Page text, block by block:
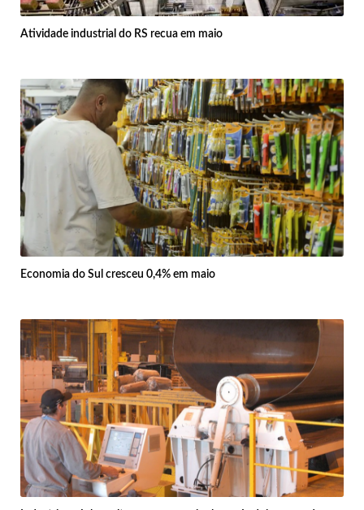
Atividade industrial do RS recua em maio
Economia do Sul cresceu 0,4% em maio